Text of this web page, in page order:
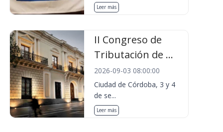
Leer más
II Congreso de
Tributación de ...
2026-09-03 08:00:00
Ciudad de Córdoba, 3 y 4
de se...
Leer más